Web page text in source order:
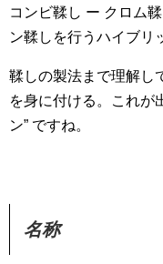
コンビ鞣し ー クロム
ン鞣しを行うハイブリ
鞣しの製法まで理解し
を身に付ける。これが
ン” ですね。
名称